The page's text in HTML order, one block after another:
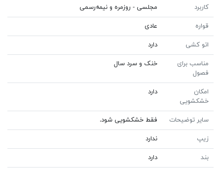
کاربرد مجلسی - روزمره و نیمه‌رسمی
قواره عادی
اتو کشی دارد
مناسب برای
فصول
خنک و سرد سال
امکان
خشکشویی
دارد
سایر توضیحات فقط خشکشویی شود.
زیپ ندارد
بند دارد